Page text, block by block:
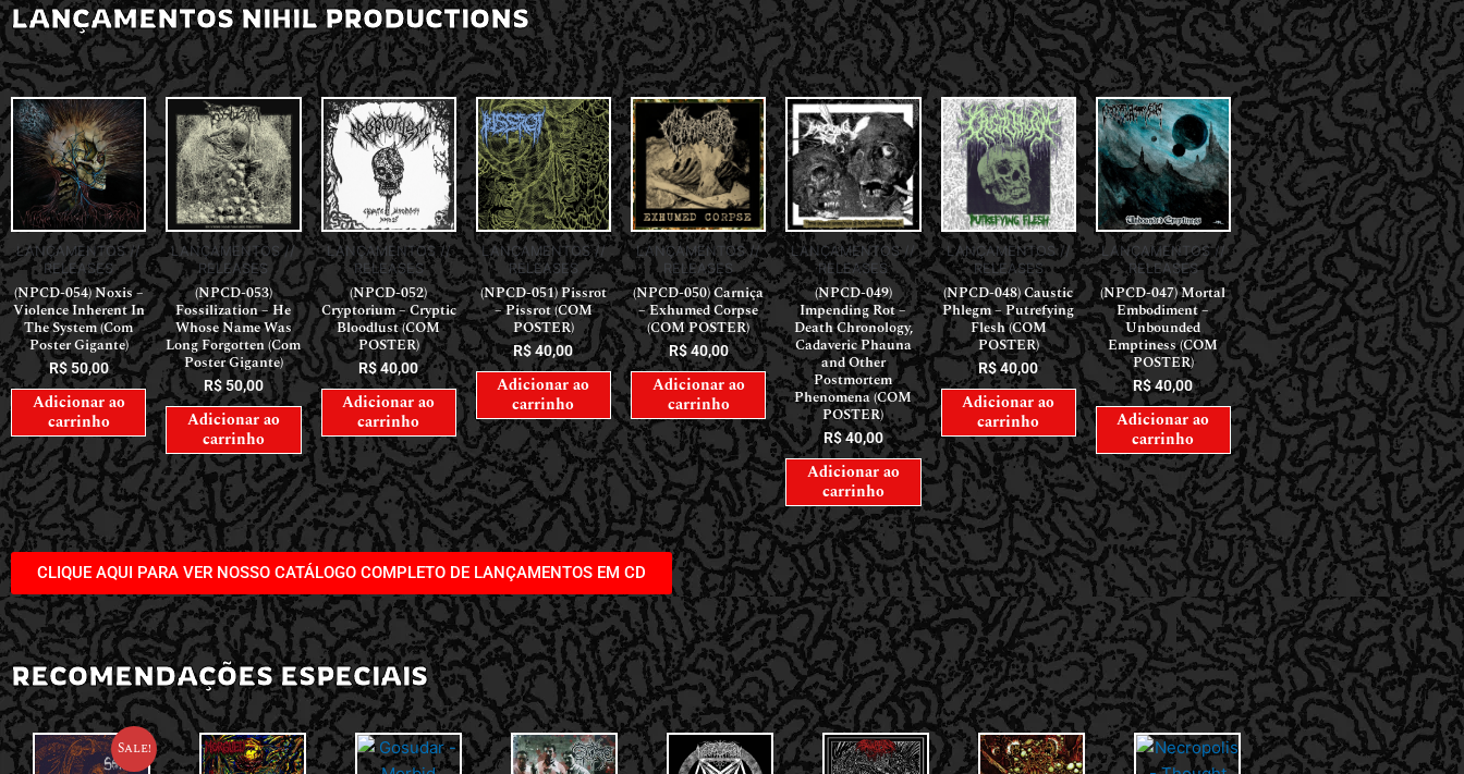
LANÇAMENTOS NIHIL PRODUCTIONS
LANÇAMENTOS //
RELEASES
(NPCD-054) Noxis –
Violence Inherent In
The System (Com
Poster Gigante)
R$50,00
Adicionar ao
carrinho
LANÇAMENTOS //
RELEASES
(NPCD-053)
Fossilization – He
Whose Name Was
Long Forgotten (Com
Poster Gigante)
R$50,00
Adicionar ao
carrinho
LANÇAMENTOS //
RELEASES
(NPCD-052)
Cryptorium – Cryptic
Bloodlust (COM
POSTER)
R$40,00
Adicionar ao
carrinho
LANÇAMENTOS //
RELEASES
(NPCD-051) Pissrot
– Pissrot (COM
POSTER)
R$40,00
Adicionar ao
carrinho
LANÇAMENTOS //
RELEASES
(NPCD-050) Carniça
– Exhumed Corpse
(COM POSTER)
R$40,00
Adicionar ao
carrinho
LANÇAMENTOS //
RELEASES
(NPCD-049)
Impending Rot –
Death Chronology,
Cadaveric Phauna
and Other
Postmortem
Phenomena (COM
POSTER)
R$40,00
Adicionar ao
carrinho
LANÇAMENTOS //
RELEASES
(NPCD-048) Caustic
Phlegm – Putrefying
Flesh (COM
POSTER)
R$40,00
Adicionar ao
carrinho
LANÇAMENTOS //
RELEASES
(NPCD-047) Mortal
Embodiment –
Unbounded
Emptiness (COM
POSTER)
R$40,00
Adicionar ao
carrinho
CLIQUE AQUI PARA VER NOSSO CATÁLOGO COMPLETO DE LANÇAMENTOS EM CD
RECOMENDAÇÕES ESPECIAIS
Sale!